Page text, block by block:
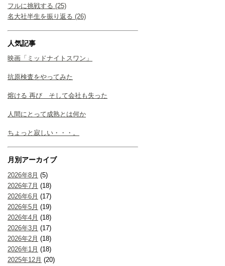
フルに挑戦する (25)
名大社半生を振り返る (26)
人気記事
映画「ミッドナイトスワン」
抗原検査をやってみた
熔ける 再び そして会社も失った
人間にとって成熟とは何か
ちょっと寂しい・・・。
月別アーカイブ
2026年8月 (5)
2026年7月 (18)
2026年6月 (17)
2026年5月 (19)
2026年4月 (18)
2026年3月 (17)
2026年2月 (18)
2026年1月 (18)
2025年12月 (20)